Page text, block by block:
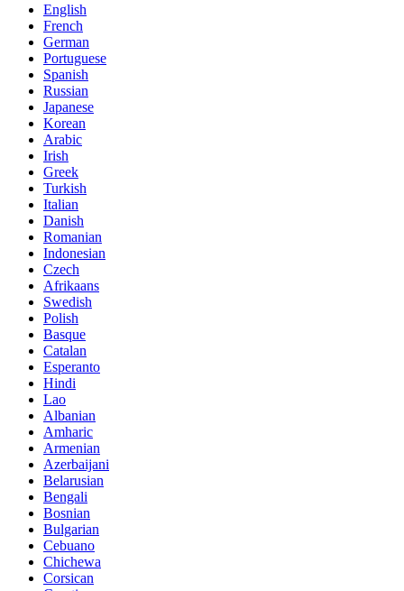
English
French
German
Portuguese
Spanish
Russian
Japanese
Korean
Arabic
Irish
Greek
Turkish
Italian
Danish
Romanian
Indonesian
Czech
Afrikaans
Swedish
Polish
Basque
Catalan
Esperanto
Hindi
Lao
Albanian
Amharic
Armenian
Azerbaijani
Belarusian
Bengali
Bosnian
Bulgarian
Cebuano
Chichewa
Corsican